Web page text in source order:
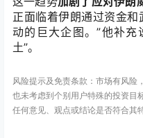
正面临着伊朗通过资金
动的巨大企图。”他补充
土”。
风险提示及免责条款：市场有风险
也未考虑到个别用户特殊的投资目
任何意见、观点或结论是否符合其